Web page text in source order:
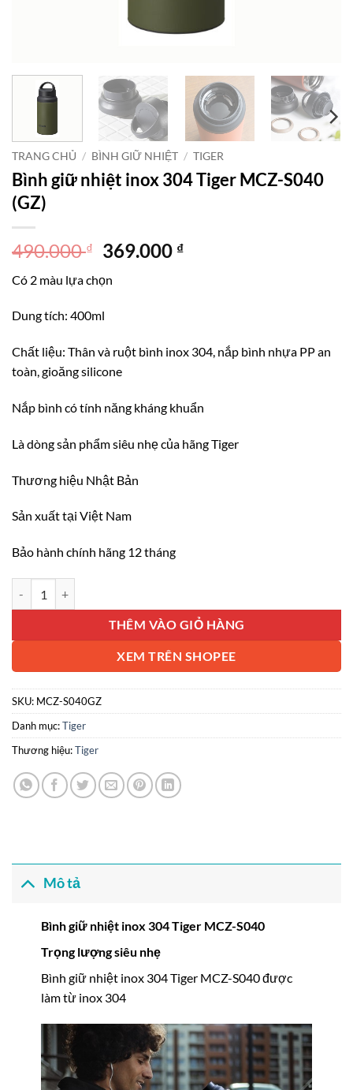
TRANG CHỦ / BÌNH GIỮ NHIỆT / TIGER
Bình giữ nhiệt inox 304 Tiger MCZ-S040
(GZ)
490.000₫
Giá
là:
490.000 ₫.
369.000 ₫Giá
Có 2 màu lựa chọn
Dung tích: 400ml
Chất liệu: Thân và ruột bình inox 304, nắp bình nhựa PP an
toàn, gioăng silicone
Nắp bình có tính năng kháng khuẩn
Là dòng sản phẩm siêu nhẹ của hãng Tiger
Thương hiệu Nhật Bản
Sản xuất tại Việt Nam
Bảo hành chính hãng 12 tháng
THÊM VÀO GIỎ HÀNG
XEM TRÊN SHOPEE
SKU: MCZ-S040GZ
Danh mục:Tiger
Thương hiệu:Tiger
Mô tả
Bình giữ nhiệt inox 304 Tiger MCZ-S040
Trọng lượng siêu nhẹ
Bình giữ nhiệt inox 304 Tiger MCZ-S040 được
làm từ inox 304